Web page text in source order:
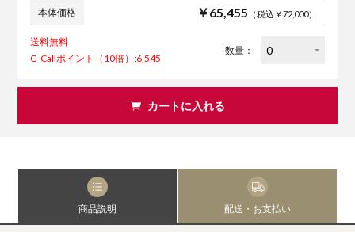
本体価格 ￥65,455 （税込￥72,000）
送料無料
G-Callポイント（10倍）:6,545
数量：
カートに入れる
商品説明 配送・お支払い